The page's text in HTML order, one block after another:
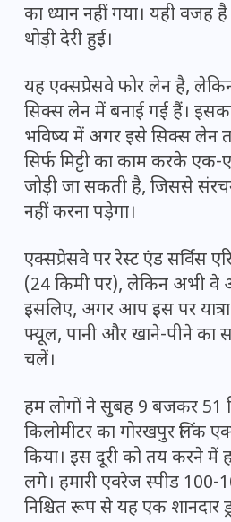
का ध्यान नहीं गया। यही वजह
थोड़ी देरी हुई।
यह एक्सप्रेसवे फोर लेन है,
सिक्स लेन में बनाई गई हैं।
भविष्य में अगर इसे सिक्स लेन
सिर्फ मिट्टी का काम करके
जोड़ी जा सकती है, जिससे
नहीं करना पड़ेगा।
एक्सप्रेसवे पर रेस्ट एंड सर्विस
(24 किमी पर), लेकिन अभी वे
इसलिए, अगर आप इस पर
फ्यूल, पानी और खाने-पीने का
चलें।
हम लोगों ने सुबह 9 बजकर 51
किलोमीटर का गोरखपुर लिंक
किया। इस दूरी को तय करने में
लगे। हमारी एवरेज स्पीड 100-
निश्चित रूप से यह एक शानदार